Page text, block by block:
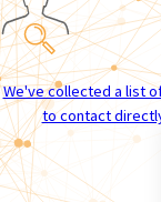
We've collected a list
to contact